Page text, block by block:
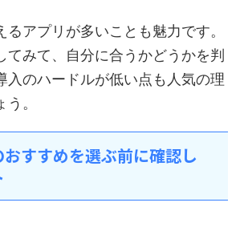
るアプリが多いことも魅力です。
てみて、自分に合うかどうかを判
入のハードルが低い点も人気の理
。
すすめを選ぶ前に確認し